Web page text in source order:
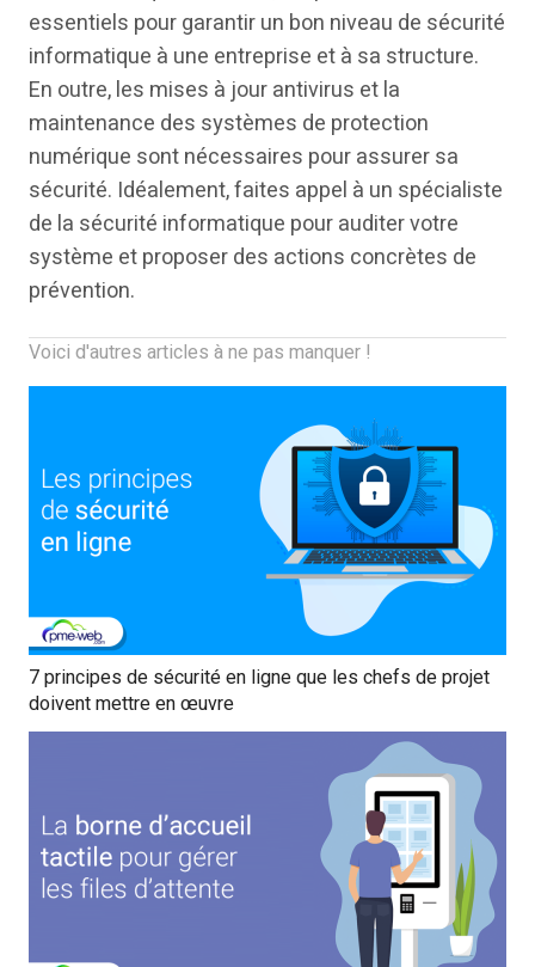
essentiels pour garantir un bon niveau de sécurité
informatique à une entreprise et à sa structure.
En outre, les mises à jour antivirus et la
maintenance des systèmes de protection
numérique sont nécessaires pour assurer sa
sécurité. Idéalement, faites appel à un spécialiste
de la sécurité informatique pour auditer votre
système et proposer des actions concrètes de
prévention.
Voici d'autres articles à ne pas manquer !
7 principes de sécurité en ligne que les chefs de projet
doivent mettre en œuvre